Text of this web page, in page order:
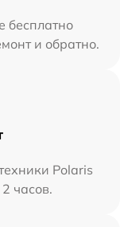
бесплатно
и обратно.
Polaris
часов.